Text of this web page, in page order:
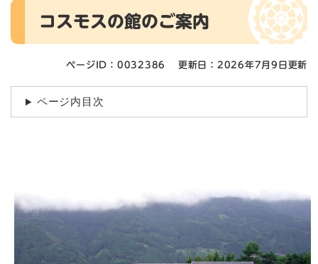
本
コスモスの館のご案内
ページID：0032386 更新日：2026年7月9日更新
ページ内目次